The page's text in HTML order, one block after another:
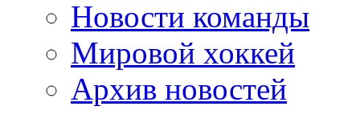
Новости команды
Мировой хоккей
Архив новостей